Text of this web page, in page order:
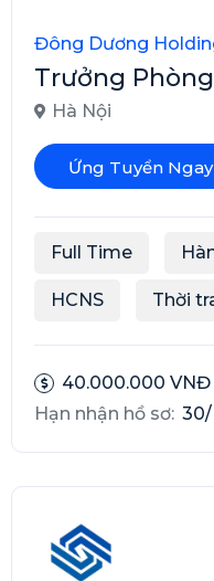
Đông Dương
Trưởng
Hà Nội
Ứng Tuyển Ngay
Full Time
HCNS Thời
40.000.000
Hạn nhận hồ sơ: